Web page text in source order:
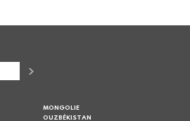
MONGOLIE
OUZBÉKISTAN